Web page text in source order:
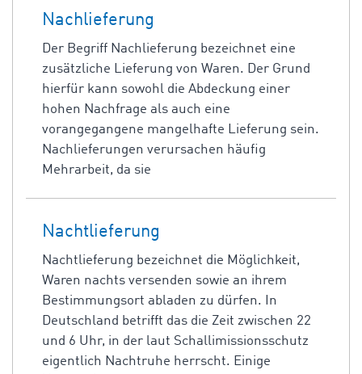
Nachlieferung
Der Begriff Nachlieferung bezeichnet eine
zusätzliche Lieferung von Waren. Der Grund
hierfür kann sowohl die Abdeckung einer
hohen Nachfrage als auch eine
vorangegangene mangelhafte Lieferung sein.
Nachlieferungen verursachen häufig
Mehrarbeit, da sie
Nachtlieferung
Nachtlieferung bezeichnet die Möglichkeit,
Waren nachts versenden sowie an ihrem
Bestimmungsort abladen zu dürfen. In
Deutschland betrifft das die Zeit zwischen 22
und 6 Uhr, in der laut Schallimissionsschutz
eigentlich Nachtruhe herrscht. Einige